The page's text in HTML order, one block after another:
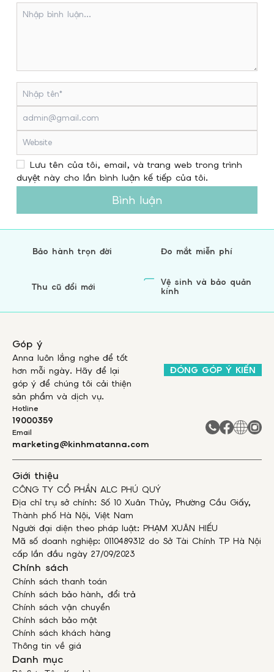
Lưu tên của tôi, email, và trang web trong trình
duyệt này cho lần bình luận kế tiếp của tôi.
Bình luận
Bảo hành trọn đời Đo mắt miễn phí
Thu cũ đổi mới
Vệ sinh và bảo quản
kính
Góp ý
Anna luôn lắng nghe để tốt
hơn mỗi ngày. Hãy để lại
góp ý để chúng tôi cải thiện
sản phẩm và dịch vụ.
ĐÓNG GÓP Ý KIẾN
Hotline
19000359
Email
marketing@kinhmatanna.com
Giới thiệu
CÔNG TY CỔ PHẦN ALC PHÚ QUÝ
Địa chỉ trụ sở chính: Số 10 Xuân Thủy, Phường Cầu Giấy,
Thành phố Hà Nội, Việt Nam
Người đại diện theo pháp luật: PHẠM XUÂN HIẾU
Mã số doanh nghiệp: 0110489312 do Sở Tài Chính TP Hà Nội
cấp lần đầu ngày 27/09/2023
Chính sách
Chính sách thanh toán
Chính sách bảo hành, đổi trả
Chính sách vận chuyển
Chính sách bảo mật
Chính sách khách hàng
Thông tin về giá
Danh mục